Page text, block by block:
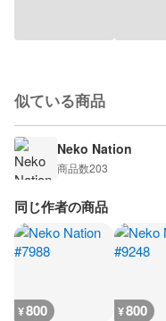
似ている商品
Neko Nation
商品数203
同じ作者の商品
¥800 ¥800